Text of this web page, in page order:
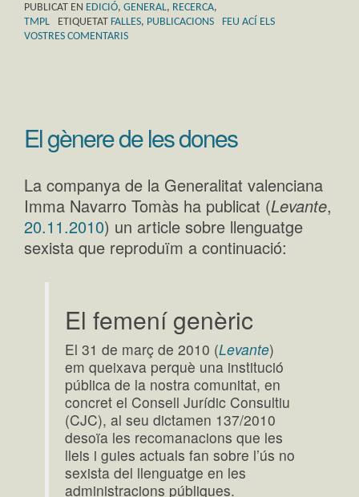
PUBLICAT EN EDICIÓ, GENERAL, RECERCA,
TMPL
ETIQUETAT FALLES, PUBLICACIONS
FEU ACÍ ELS
VOSTRES COMENTARIS
El gènere de les dones
La companya de la Generalitat valenciana
Imma Navarro Tomàs ha publicat (Levante,
20.11.2010) un article sobre llenguatge
sexista que reproduïm a continuació:
El femení genèric
El 31 de març de 2010 (Levante)
em queixava perquè una institució
pública de la nostra comunitat, en
concret el Consell Jurídic Consultiu
(CJC), al seu dictamen 137/2010
desoïa les recomanacions que les
lleis i guies actuals fan sobre l’ús no
sexista del llenguatge en les
administracions públiques.